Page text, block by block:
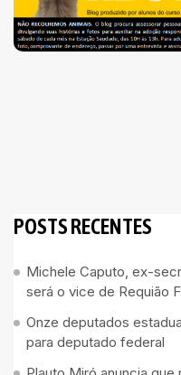
POSTS RECENTES
Michele Caputo, ex-
será o vice de Requião
Onze deputados
para deputado federal